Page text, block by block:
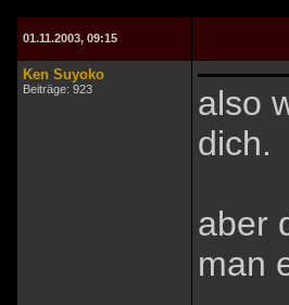
01.11.2003, 09:15
Ken Suyoko
Beiträge: 923
also
dich.
aber
man